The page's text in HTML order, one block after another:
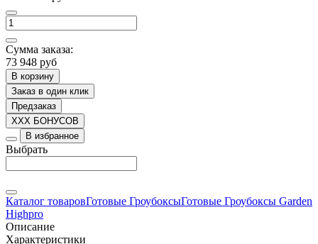
Сумма заказа:
73 948 руб
В корзину
Заказ в один клик
Предзаказ
XXX БОНУСОВ
В избранное
Выбрать
Каталог товаровГотовые ГроубоксыГотовые Гроубоксы Garden
Highpro
Описание
Характеристики